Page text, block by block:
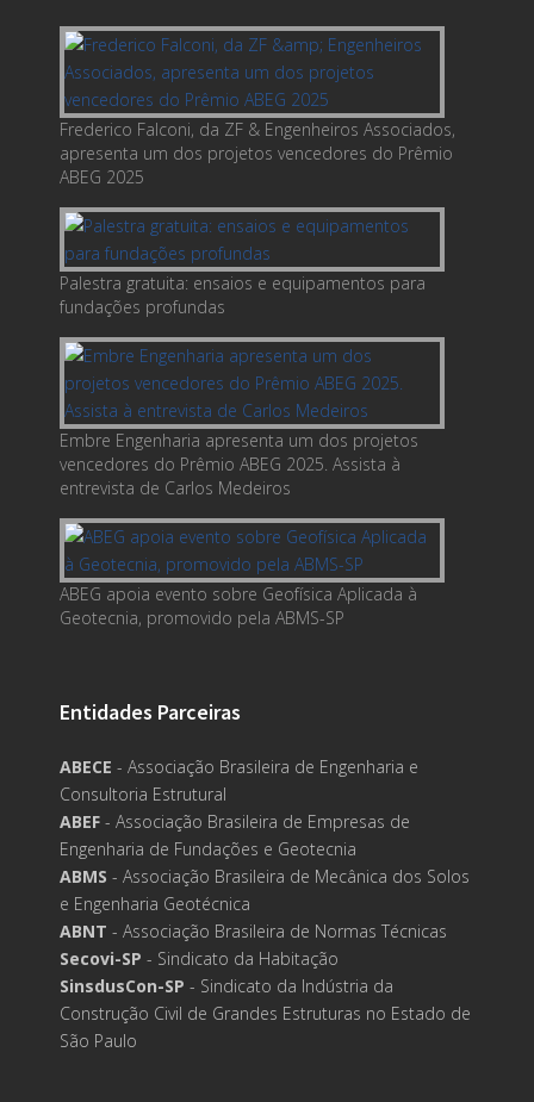
Frederico Falconi, da ZF & Engenheiros Associados,
apresenta um dos projetos vencedores do Prêmio
ABEG 2025
Palestra gratuita: ensaios e equipamentos para
fundações profundas
Embre Engenharia apresenta um dos projetos
vencedores do Prêmio ABEG 2025. Assista à
entrevista de Carlos Medeiros
ABEG apoia evento sobre Geofísica Aplicada à
Geotecnia, promovido pela ABMS-SP
Entidades Parceiras
ABECE - Associação Brasileira de Engenharia e
Consultoria Estrutural
ABEF - Associação Brasileira de Empresas de
Engenharia de Fundações e Geotecnia
ABMS - Associação Brasileira de Mecânica dos Solos
e Engenharia Geotécnica
ABNT - Associação Brasileira de Normas Técnicas
Secovi-SP - Sindicato da Habitação
SinsdusCon-SP - Sindicato da Indústria da
Construção Civil de Grandes Estruturas no Estado de
São Paulo